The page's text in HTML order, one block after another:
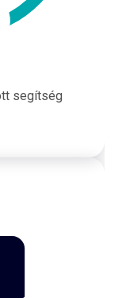
segítség